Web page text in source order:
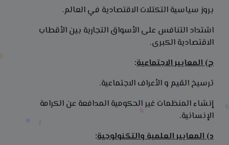
بروز سياسية التكتلات الاقتصادية في العالم.
اشتداد التنافس على الأسواق التجارية بين الأقطاب
الاقتصادية الكبرى.
ج) المعايير الاجتماعية:
ترسيخ القيم و الأعراف الاجتماعية.
إنشاء المنظمات غير الحكومية المدافعة عن الكرامة
الإنسانية.
د) المعايير العلمية والتكنولوجية: